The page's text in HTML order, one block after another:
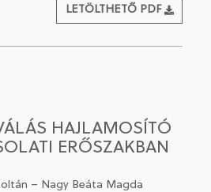
LETÖLTHETŐ PDF
HAJLAMOSÍTÓ
ERŐSZAKBAN
– Nagy Beáta Magda